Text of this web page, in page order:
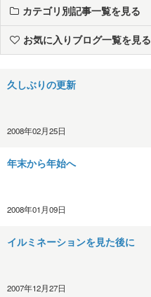
カテゴリ別記事一覧を見る
お気に入りブログ一覧を見る
久しぶりの更新
2008年02月25日
年末から年始へ
2008年01月09日
イルミネーションを見た後に
2007年12月27日